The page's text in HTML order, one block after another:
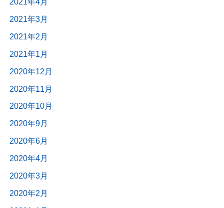
2021年4月
2021年3月
2021年2月
2021年1月
2020年12月
2020年11月
2020年10月
2020年9月
2020年6月
2020年4月
2020年3月
2020年2月